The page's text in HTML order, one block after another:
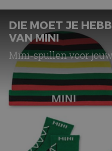
DIE MOET JE
VAN MINI
Mini-spullen voor